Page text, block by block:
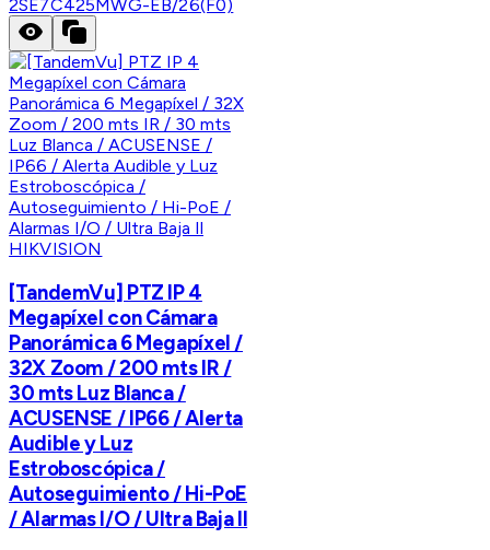
2SE7C425MWG-EB/26(F0)
HIKVISION
[TandemVu] PTZ IP 4
Megapíxel con Cámara
Panorámica 6 Megapíxel /
32X Zoom / 200 mts IR /
30 mts Luz Blanca /
ACUSENSE / IP66 / Alerta
Audible y Luz
Estroboscópica /
Autoseguimiento / Hi-PoE
/ Alarmas I/O / Ultra Baja Il